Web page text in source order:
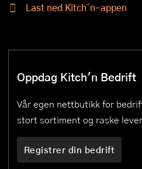
Last ned Kitch´n-appen
Oppdag Kitch'n Bedrift
Vår egen nettbutikk for
stort sortiment og raske
Registrer din bedrift